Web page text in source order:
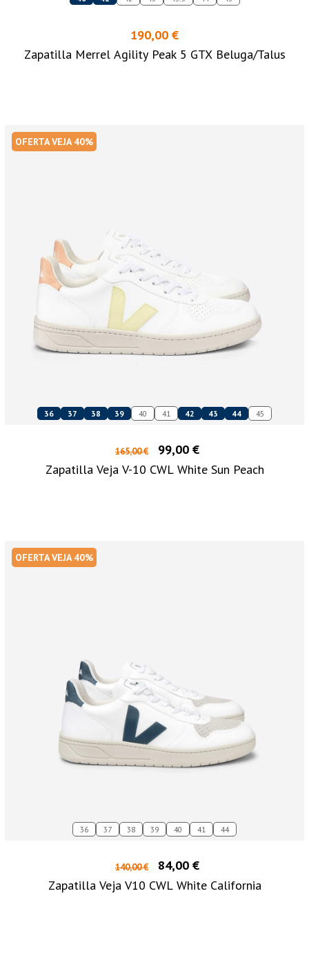
190,00 €
Zapatilla Merrel Agility Peak 5 GTX Beluga/Talus
OFERTA VEJA 40%
36 37 38 39 40 41 42 43 44 45
165,00 €
99,00 €
Zapatilla Veja V-10 CWL White Sun Peach
OFERTA VEJA 40%
36 37 38 39 40 41 44
140,00 €
84,00 €
Zapatilla Veja V10 CWL White California